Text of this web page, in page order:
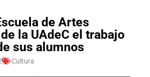
de Artes
la UAdeC el trabajo
sus alumnos
Cultura